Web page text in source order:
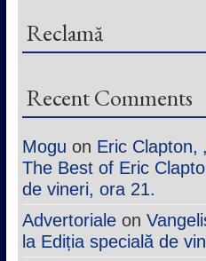
Reclamă
Recent Comments
Mogu on Eric Clapton,
The Best of Eric
de vineri, ora 21.
Advertorialeon
la Ediția specială de